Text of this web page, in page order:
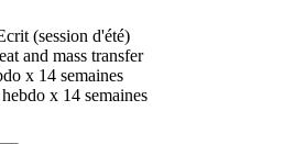
(session d'été)
and mass transfer
x 14 semaines
x 14 semaines